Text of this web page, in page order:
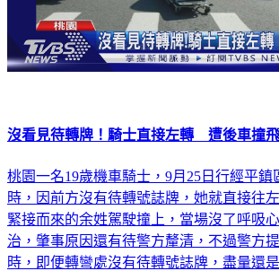
沒看見待轉牌！騎士直接左轉 遭後車撞飛
桃園一名19歲機車騎士，9月25日行經平鎮
時，因前方沒有待轉號誌牌，她就直接往
緊接而來的余姓駕駛撞上，當場沒了呼吸
治，肇事原因還有待警方釐清，不過警方
時，即便轉彎處沒有待轉號誌牌，盡量還